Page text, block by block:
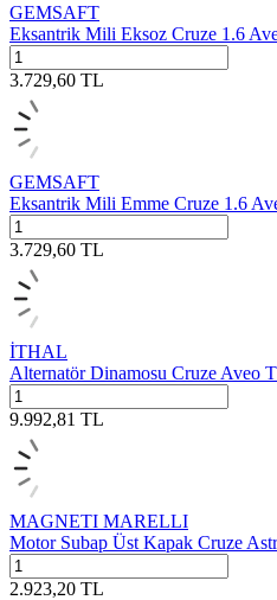
GEMSAFT
Eksantrik Mili Eksoz Cruze 1.6
3.729,60 TL
GEMSAFT
Eksantrik Mili Emme Cruze 1.6
3.729,60 TL
İTHAL
Alternatör Dinamosu Cruze Aveo
9.992,81 TL
MAGNETI MARELLI
Motor Subap Üst Kapak Cruze
2.923,20 TL